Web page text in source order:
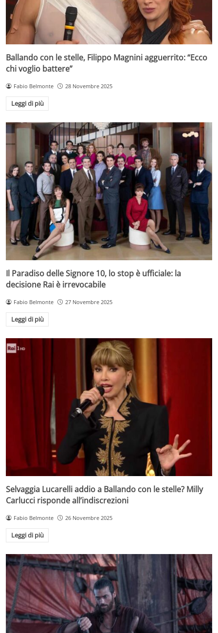
Ballando con le stelle, Filippo Magnini agguerrito: “Ecco
chi voglio battere”
Fabio Belmonte 28 Novembre 2025
Leggi di più
Il Paradiso delle Signore 10, lo stop è ufficiale: la
decisione Rai è irrevocabile
Fabio Belmonte 27 Novembre 2025
Leggi di più
Selvaggia Lucarelli addio a Ballando con le stelle? Milly
Carlucci risponde all’indiscrezioni
Fabio Belmonte 26 Novembre 2025
Leggi di più